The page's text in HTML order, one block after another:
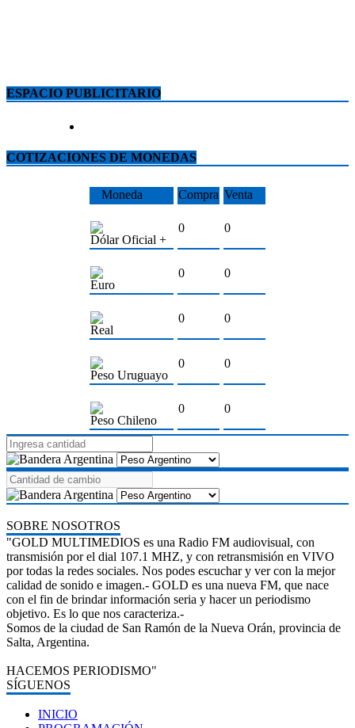
ESPACIO PUBLICITARIO
COTIZACIONES DE MONEDAS
Moneda Compra Venta
Dólar Oficial +
0 0
Euro
0 0
Real
0 0
Peso Uruguayo
0 0
Peso Chileno
0 0
SOBRE NOSOTROS
"GOLD MULTIMEDIOS es una Radio FM audiovisual, con
transmisión por el dial 107.1 MHZ, y con retransmisión en VIVO
por todas la redes sociales. Nos podes escuchar y ver con la mejor
calidad de sonido e imagen.- GOLD es una nueva FM, que nace
con el fin de brindar información seria y hacer un periodismo
objetivo. Es lo que nos caracteriza.-
Somos de la ciudad de San Ramón de la Nueva Orán, provincia de
Salta, Argentina.
HACEMOS PERIODISMO"
SÍGUENOS
INICIO